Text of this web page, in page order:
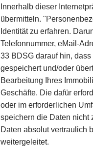
Innerhalb dieser
übermitteln.
Identität zu erfahren.
Telefonnummer, eMail-
33 BDSG darauf hin,
gespeichert und/oder
Bearbeitung Ihres
Geschäfte. Die dafür
oder im erforderlichen
speichern die Daten nicht
Daten absolut vertraulich
weitergeleitet.